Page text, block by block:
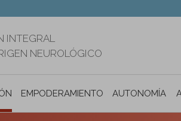
INTEGRAL
NEUROLÓGICO
EMPODERAMIENTO AUTONOMÍA